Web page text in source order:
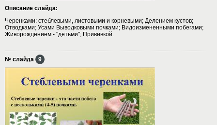
Описание слайда:
Черенками: стеблевыми, листовыми и корневыми; Делением кустов;
Отводками; Усами Выводковыми почками; Видоизмененными побегами;
Живорождением - "детьми"; Прививкой.
№ слайда 9